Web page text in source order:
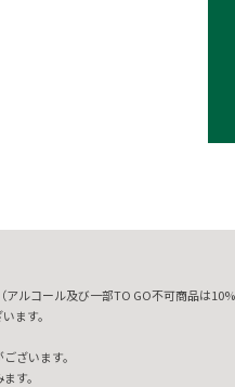
ルコール及び一部TO GO不可商品は10%
ます。
ざいます。
す。